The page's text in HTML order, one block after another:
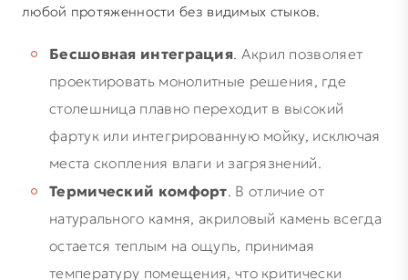
любой протяженности без видимых стыков.
Бесшовная интеграция. Акрил позволяет
проектировать монолитные решения, где
столешница плавно переходит в высокий
фартук или интегрированную мойку, исключая
места скопления влаги и загрязнений.
Термический комфорт. В отличие от
натурального камня, акриловый камень всегда
остается теплым на ощупь, принимая
температуру помещения, что критически